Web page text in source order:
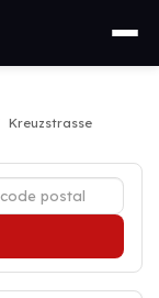
Kreuzstrasse